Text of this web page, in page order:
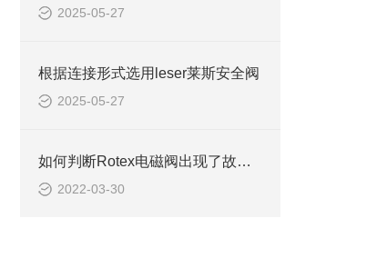
2025-05-27
根据连接形式选用leser莱斯安全阀
2025-05-27
如何判断Rotex电磁阀出现了故障？
2022-03-30